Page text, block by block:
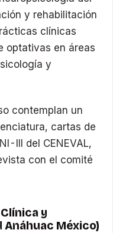
y rehabilitación
clínicas
optativas en áreas
y
contemplan un
cartas de
III del CENEVAL,
con el comité
y
México)